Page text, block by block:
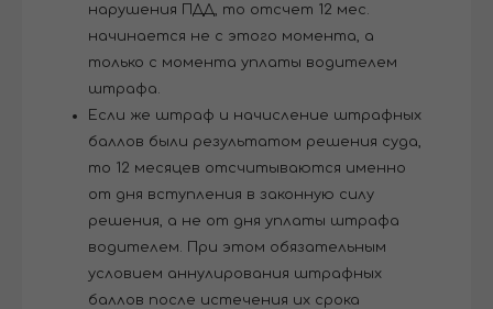
нарушения ПДД, то отсчет 12 мес.
начинается не с этого момента, а
только с момента уплаты водителем
штрафа.
Если же штраф и начисление штрафных
баллов были результатом решения суда,
то 12 месяцев отсчитываются именно
от дня вступления в законную силу
решения, а не от дня уплаты штрафа
водителем. При этом обязательным
условием аннулирования штрафных
баллов после истечения их срока